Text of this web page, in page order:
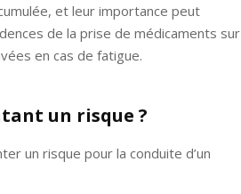
et leur importance peut
de la prise de médicaments sur
en cas de fatigue.
un risque ?
un risque pour la conduite d’un